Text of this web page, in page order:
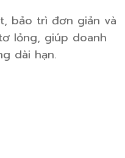
bảo trì đơn giản và
lỏng, giúp doanh
dài hạn.